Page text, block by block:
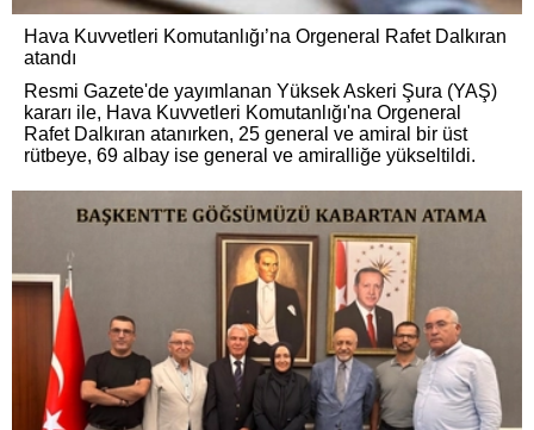
Hava Kuvvetleri Komutanlığı’na Orgeneral Rafet Dalkıran
atandı
Resmi Gazete'de yayımlanan Yüksek Askeri Şura (YAŞ)
kararı ile, Hava Kuvvetleri Komutanlığı'na Orgeneral
Rafet Dalkıran atanırken, 25 general ve amiral bir üst
rütbeye, 69 albay ise general ve amiralliğe yükseltildi.